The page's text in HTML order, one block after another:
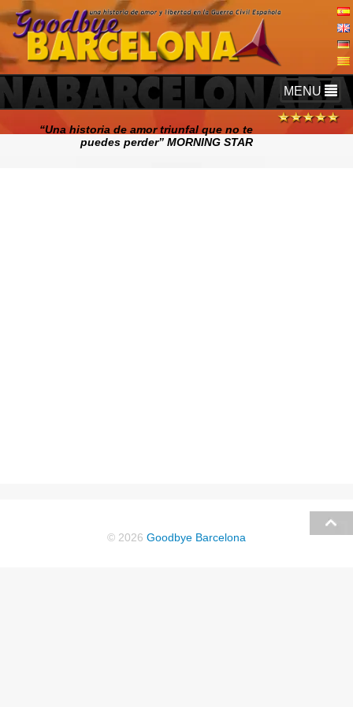
TOGGLE
MENU
“Una historia de amor triunfal que no te
puedes perder” MORNING STAR
© 2026 Goodbye Barcelona